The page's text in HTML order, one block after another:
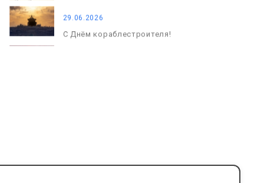
29.06.2026
С Днём кораблестроителя!